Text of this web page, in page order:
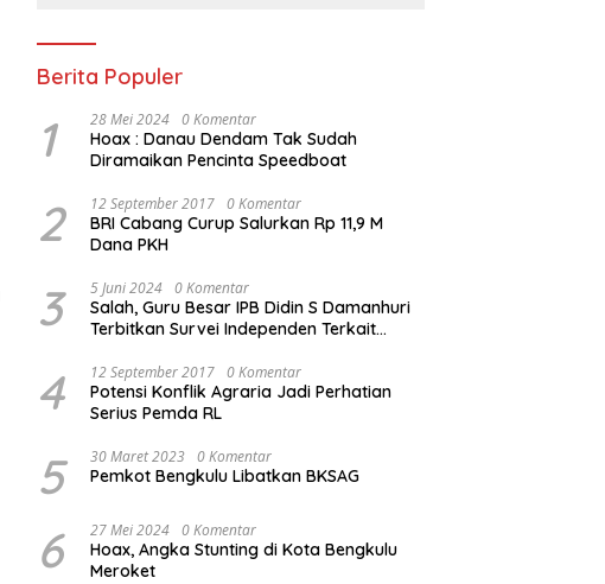
Berita Populer
1 28 Mei 2024 0 Komentar
Hoax : Danau Dendam Tak Sudah
Diramaikan Pencinta Speedboat
2 12 September 2017 0 Komentar
BRI Cabang Curup Salurkan Rp 11,9 M
Dana PKH
3 5 Juni 2024 0 Komentar
Salah, Guru Besar IPB Didin S Damanhuri
Terbitkan Survei Independen Terkait
4 12 September 2017 0 Komentar
Potensi Konflik Agraria Jadi Perhatian
Serius Pemda RL
5 30 Maret 2023 0 Komentar
Pemkot Bengkulu Libatkan BKSAG
6 27 Mei 2024 0 Komentar
Hoax, Angka Stunting di Kota Bengkulu
Meroket